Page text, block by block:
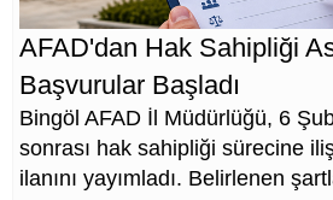
AFAD'dan Hak Sahipliği
Başvurular Başladı
Bingöl AFAD İl Müdürlüğü, 6
sonrası hak sahipliği sürecine
ilanını yayımladı. Belirlenen